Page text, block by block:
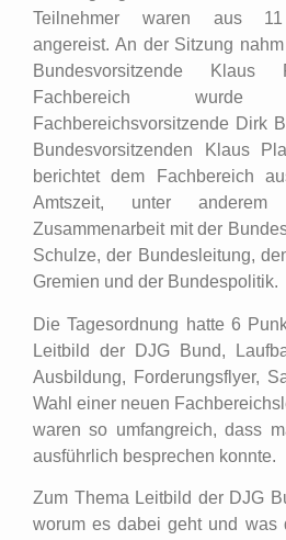
Teilnehmer waren aus 11
angereist. An der Sitzung
Bundesvorsitzende
Fachbereich
Fachbereichsvorsitzende Dirk
Bundesvorsitzenden Klaus
berichtet dem Fachbereich
Amtszeit, unter
Zusammenarbeit mit der
Schulze, der Bundesleitung,
Gremien und der Bundespolitik.
Die Tagesordnung hatte 6
Leitbild der DJG Bund,
Ausbildung, Forderungsflyer,
Wahl einer neuen
waren so umfangreich, dass
ausführlich besprechen konnte.
Zum Thema Leitbild der DJG
worum es dabei geht und was